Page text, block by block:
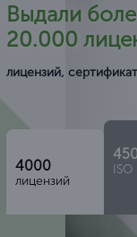
Выдали
20.000
лицензий,
4000
лицензий
ISO